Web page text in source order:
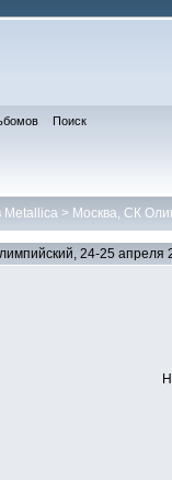
Поиск
Metallica > Москва, СК
24-25 апреля